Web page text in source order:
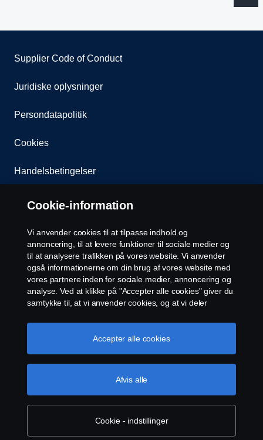
Supplier Code of Conduct
Juridiske oplysninger
Persondatapolitik
Cookies
Handelsbetingelser
Kontakt os
Whistleblowing
EU Datalicensaftale
Cookie-indstillinger
© Copyright Scania 2026. All rights reserved.
Scania Danmark A/S, Industribuen 19, 2635 Ishøj,
Danmark. CVR-nummer DK17045210.
Cookie-information
Vi anvender cookies til at tilpasse indhold og
annoncering, til at levere funktioner til sociale medier og
til at analysere trafikken på vores website. Vi anvender
også informationerne om din brug af vores website med
vores partnere inden for sociale medier, annoncering og
analyse. Ved at klikke på "Accepter alle cookies" giver du
samtykke til, at vi anvender cookies, og at vi deler
vi bruger cookies, kan du besøge vores afsnit om
cookies, som du kan finde ved enten at klikke på linket
Cookie - indstillinger
Afvis alle
Accepter alle cookies